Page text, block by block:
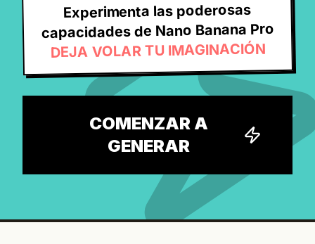
Experimenta las poderosas
capacidades de Nano Banana Pro
DEJA VOLAR TU IMAGINACIÓN
COMENZAR A
GENERAR